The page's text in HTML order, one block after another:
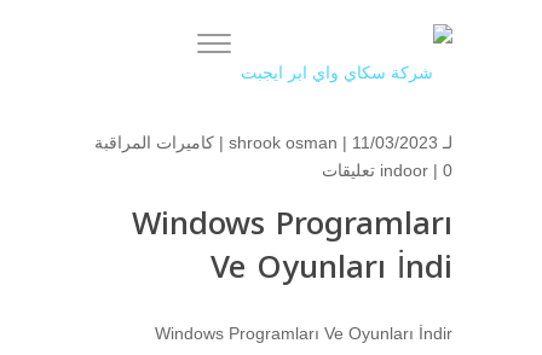
لـ shrook osman | 11/03/2023 |
كاميرات المراقبة
indoor | 0 تعليقات
Windows Programları
Ve Oyunları İndi
Windows Programları Ve Oyunları İndir